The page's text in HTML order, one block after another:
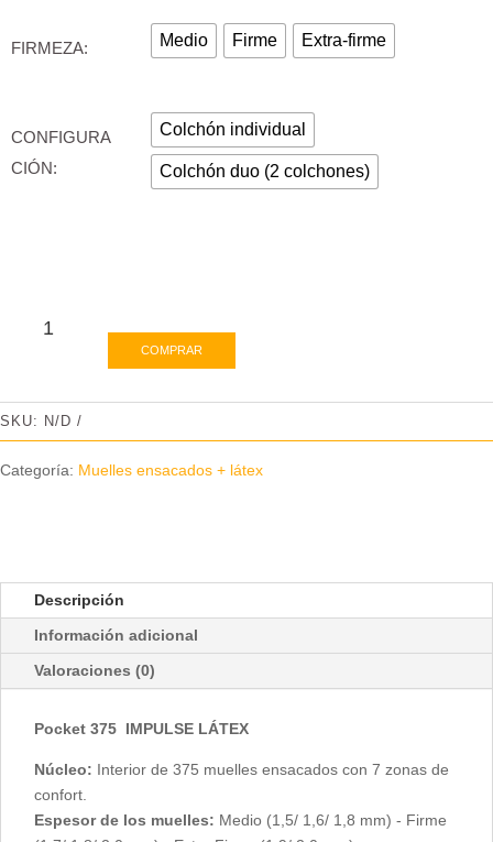
FIRMEZA: Medio Firme Extra-firme
CONFIGURA
CIÓN:
Colchón individual
Colchón duo (2 colchones)
LÁTEX
POCKET
cantidad
COMPRAR
SKU: N/D
Categoría: Muelles ensacados + látex
Descripción
Información adicional
Valoraciones (0)
Pocket 375 IMPULSE LÁTEX
Núcleo: Interior de 375 muelles ensacados con 7 zonas de
confort.
Espesor de los muelles: Medio (1,5/ 1,6/ 1,8 mm) - Firme